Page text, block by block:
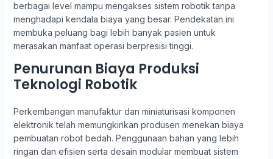
berbagai level mampu mengakses sistem robotik tanpa
menghadapi kendala biaya yang besar. Pendekatan ini
membuka peluang bagi lebih banyak pasien untuk
merasakan manfaat operasi berpresisi tinggi.
Penurunan Biaya Produksi
Teknologi Robotik
Perkembangan manufaktur dan miniaturisasi komponen
elektronik telah memungkinkan produsen menekan biaya
pembuatan robot bedah. Penggunaan bahan yang lebih
ringan dan efisien serta desain modular membuat sistem